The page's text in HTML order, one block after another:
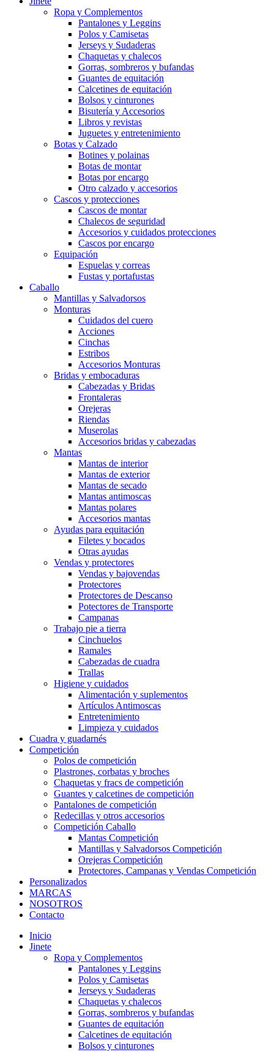
Ropa y Complementos
Pantalones y Leggins
Polos y Camisetas
Jerseys y Sudaderas
Chaquetas y chalecos
Gorras, sombreros y bufandas
Guantes de equitación
Calcetines de equitación
Bolsos y cinturones
Bisutería y Accesorios
Libros y revistas
Juguetes y entretenimiento
Botas y Calzado
Botines y polainas
Botas de montar
Botas por encargo
Otro calzado y accesorios
Cascos y protecciones
Cascos de montar
Chalecos de seguridad
Accesorios y cuidados protecciones
Cascos por encargo
Equipación
Espuelas y correas
Fustas y portafustas
Caballo
Mantillas y Salvadorsos
Monturas
Cuidados del cuero
Acciones
Cinchas
Estribos
Accesorios Monturas
Bridas y embocaduras
Cabezadas y Bridas
Frontaleras
Orejeras
Riendas
Muserolas
Accesorios bridas y cabezadas
Mantas
Mantas de interior
Mantas de exterior
Mantas de secado
Mantas antimoscas
Mantas polares
Accesorios mantas
Ayudas para equitación
Filetes y bocados
Otras ayudas
Vendas y protectores
Vendas y bajovendas
Protectores
Protectores de Descanso
Potectores de Transporte
Campanas
Trabajo pie a tierra
Cinchuelos
Ramales
Cabezadas de cuadra
Trallas
Higiene y cuidados
Alimentación y suplementos
Artículos Antimoscas
Entretenimiento
Limpieza y cuidados
Cuadra y guadarnés
Competición
Polos de competición
Plastrones, corbatas y broches
Chaquetas y fracs de competición
Guantes y calcetines de competición
Pantalones de competición
Redecillas y otros accesorios
Competición Caballo
Mantas Competición
Mantillas y Salvadorsos Competición
Orejeras Competición
Protectores, Campanas y Vendas Competición
Personalizados
MARCAS
NOSOTROS
Contacto
Inicio
Jinete
Ropa y Complementos
Pantalones y Leggins
Polos y Camisetas
Jerseys y Sudaderas
Chaquetas y chalecos
Gorras, sombreros y bufandas
Guantes de equitación
Calcetines de equitación
Bolsos y cinturones